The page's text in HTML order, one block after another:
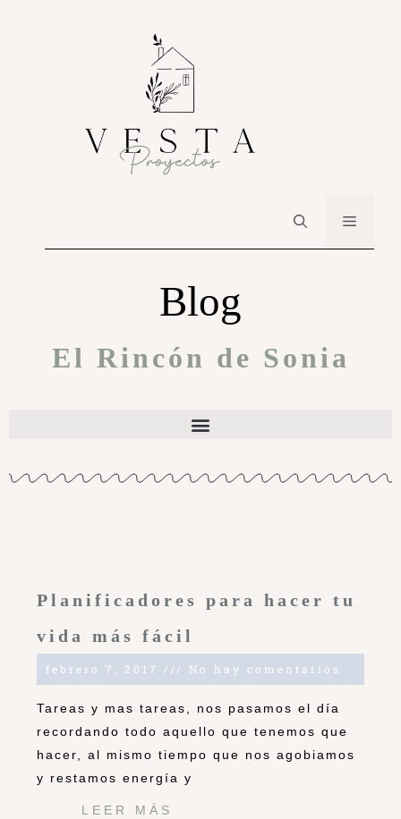
Blog
El Rincón de Sonia
Planificadores para hacer tu
vida más fácil
febrero 7, 2017 No hay comentarios
Tareas y mas tareas, nos pasamos el día
recordando todo aquello que tenemos que
hacer, al mismo tiempo que nos agobiamos
y restamos energía y
LEER MÁS